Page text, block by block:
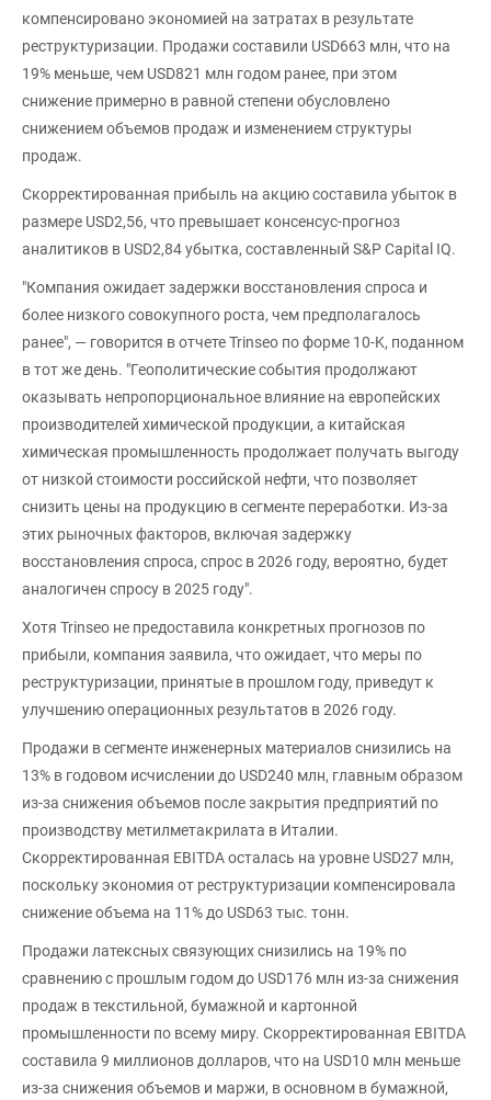
компенсировано экономией на затратах в результате
реструктуризации. Продажи составили USD663 млн, что на
19% меньше, чем USD821 млн годом ранее, при этом
снижение примерно в равной степени обусловлено
снижением объемов продаж и изменением структуры
продаж.
Скорректированная прибыль на акцию составила убыток в
размере USD2,56, что превышает консенсус-прогноз
аналитиков в USD2,84 убытка, составленный S&P Capital IQ.
"Компания ожидает задержки восстановления спроса и
более низкого совокупного роста, чем предполагалось
ранее", — говорится в отчете Trinseo по форме 10-K, поданном
в тот же день. "Геополитические события продолжают
оказывать непропорциональное влияние на европейских
производителей химической продукции, а китайская
химическая промышленность продолжает получать выгоду
от низкой стоимости российской нефти, что позволяет
снизить цены на продукцию в сегменте переработки. Из-за
этих рыночных факторов, включая задержку
восстановления спроса, спрос в 2026 году, вероятно, будет
аналогичен спросу в 2025 году".
Хотя Trinseo не предоставила конкретных прогнозов по
прибыли, компания заявила, что ожидает, что меры по
реструктуризации, принятые в прошлом году, приведут к
улучшению операционных результатов в 2026 году.
Продажи в сегменте инженерных материалов снизились на
13% в годовом исчислении до USD240 млн, главным образом
из-за снижения объемов после закрытия предприятий по
производству метилметакрилата в Италии.
Скорректированная EBITDA осталась на уровне USD27 млн,
поскольку экономия от реструктуризации компенсировала
снижение объема на 11% до USD63 тыс. тонн.
Продажи латексных связующих снизились на 19% по
сравнению с прошлым годом до USD176 млн из-за снижения
продаж в текстильной, бумажной и картонной
промышленности по всему миру. Скорректированная EBITDA
составила 9 миллионов долларов, что на USD10 млн меньше
из-за снижения объемов и маржи, в основном в бумажной,